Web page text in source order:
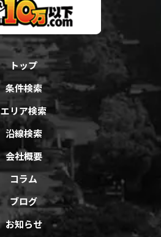
トップ
条件検索
エリア検索
沿線検索
会社概要
コラム
ブログ
お知らせ